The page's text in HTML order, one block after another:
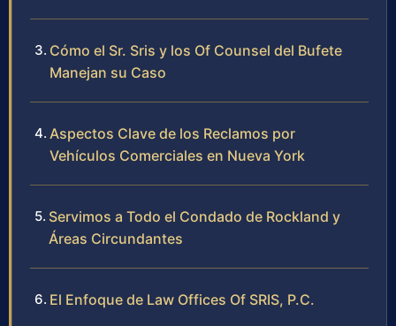
Cómo el Sr. Sris y los Of Counsel del Bufete
Manejan su Caso
Aspectos Clave de los Reclamos por
Vehículos Comerciales en Nueva York
Servimos a Todo el Condado de Rockland y
Áreas Circundantes
El Enfoque de Law Offices Of SRIS, P.C.